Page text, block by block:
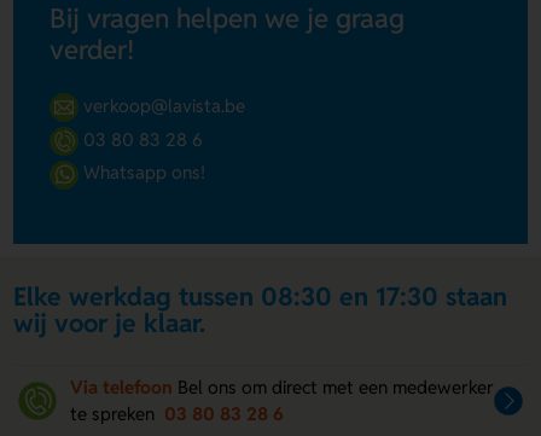
Bij vragen helpen we je graag
verder!
verkoop@lavista.be
03 80 83 28 6
Whatsapp ons!
Elke werkdag tussen 08:30 en 17:30 staan
wij voor je klaar.
Via telefoon Bel ons om direct met een medewerker
te spreken 03 80 83 28 6